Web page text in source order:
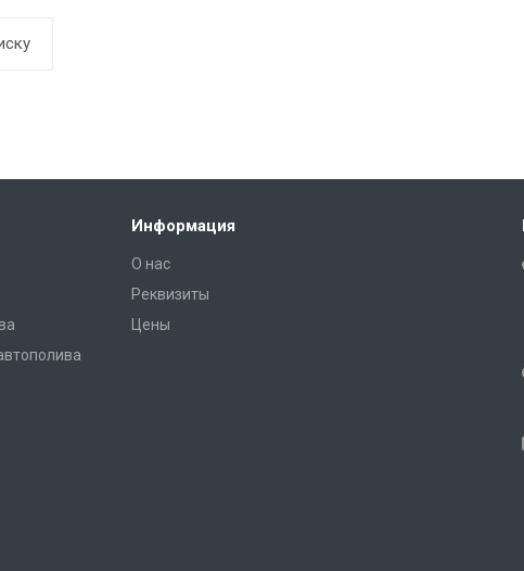
Информация
О нас
Реквизиты
Цены